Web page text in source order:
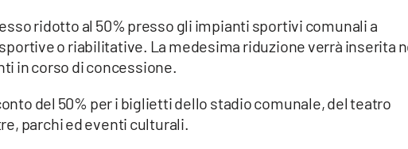
ridotto al 50% presso gli impianti sportivi comunali a
o riabilitative. La medesima riduzione verrà inserita
in corso di concessione.
del 50% per i biglietti dello stadio comunale, del teatro
parchi ed eventi culturali.